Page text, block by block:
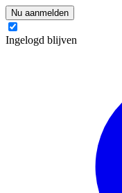
Nu aanmelden
Ingelogd blijven